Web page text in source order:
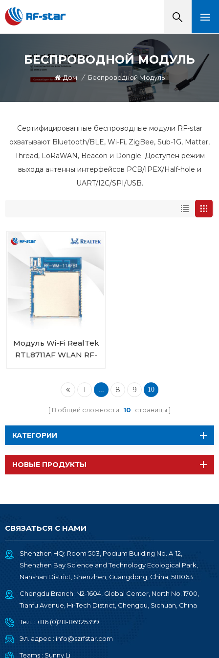
БЕСПРОВОДНОЙ МОДУЛЬ
Дом / Беспроводной Модуль
Сертифицированные беспроводные модули RF-star
охватывают Bluetooth/BLE, Wi-Fi, ZigBee, Sub-1G, Matter,
Thread, LoRaWAN, Beacon и Dongle. Доступен режим
выхода антенны интерфейсов PCB/IPEX/Half-hole и
UART/I2C/SPI/USB.
Модуль Wi-Fi RealTek
RTL8711AF WLAN RF-
1 ... 8 9 10
В общей сложности 10 страницы
КАТЕГОРИИ
НОВЫЕ ПРОДУКТЫ
СВЯЗАТЬСЯ С НАМИ
Shenzhen HQ: Room 503, Podium Building No. A-12,
Shenzhen Bay Science and Technology Ecological Park,
Nanshan District, Shenzhen, Guangdong, China, 518063
Chengdu Branch: N2-1604, Global Center, North No. 1700,
Tianfu Avenue, Hi-Tech District, Chengdu, Sichuan, China
Тел. : +86 (0)28-86925399
Эл. адрес : info@szrfstar.com
Teams : Sunny Li